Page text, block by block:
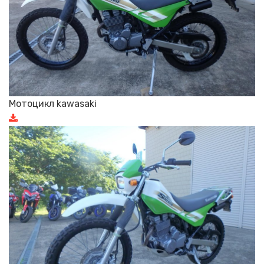
Мотоцикл kawasaki